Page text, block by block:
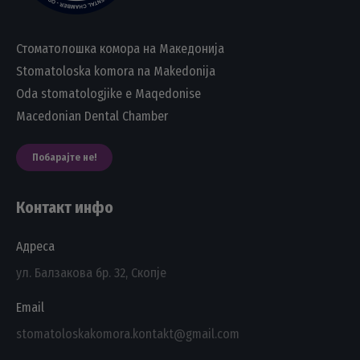
Стоматолошка комора на Македонија
Stomatoloska komora na Makedonija
Oda stomatologjike e Maqedonise
Macedonian Dental Chamber
Побарајте не!
Контакт инфо
Адреса
ул. Балзакова бр. 32, Скопје
Email
stomatoloskakomora.kontakt@gmail.com